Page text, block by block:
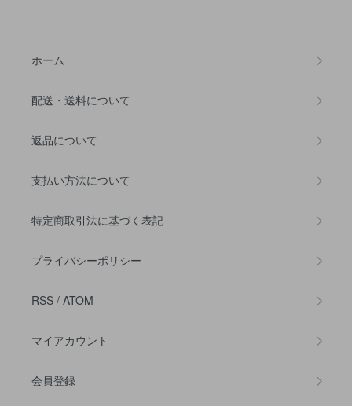
ホーム
配送・送料について
返品について
支払い方法について
特定商取引法に基づく表記
プライバシーポリシー
RSS / ATOM
マイアカウント
会員登録